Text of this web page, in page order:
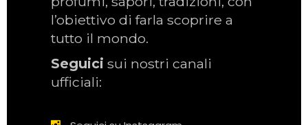
l’obiettivo di farla scoprire a
tutto il mondo.
Seguici sui nostri canali
ufficiali: